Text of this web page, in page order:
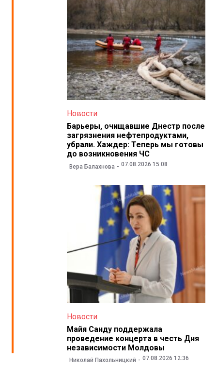
Новости
Барьеры, очищавшие Днестр после
загрязнения нефтепродуктами,
убрали. Хаждер: Теперь мы готовы
до возникновения ЧС
Вера Балахнова 07.08.2026 15:08
Новости
Майя Санду поддержала
проведение концерта в честь Дня
независимости Молдовы
Николай Пахольницкий 07.08.2026 12:36